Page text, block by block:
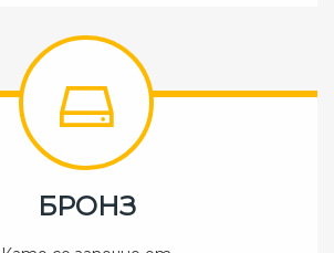
БРОНЗ